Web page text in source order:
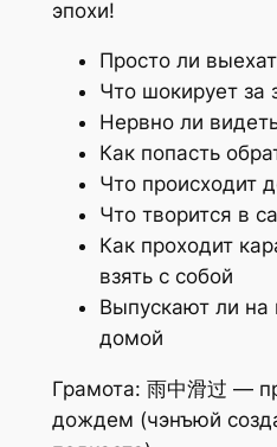
эпохи!
Просто ли
Что шокирует за
Нервно ли
Как попасть
Что происходит
Что творится в
Как проходит
взять с собой
Выпускают ли на
домой
Грамота: 雨中滑过 —
дождем (чэнъюй